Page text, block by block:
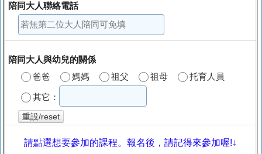
陪同大人聯絡電話
陪同大人與幼兒的關係
爸爸
媽媽 祖父 祖母 托育人員
其它：
重設/reset
請點選想要參加的課程。報名後，請記得來參加喔!↓